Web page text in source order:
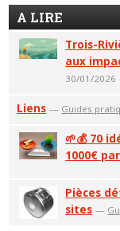
A LIRE
Trois-
aux
30/01/2026
Liens — Guides
🌱💰 70
1000€
Pièces
sites —